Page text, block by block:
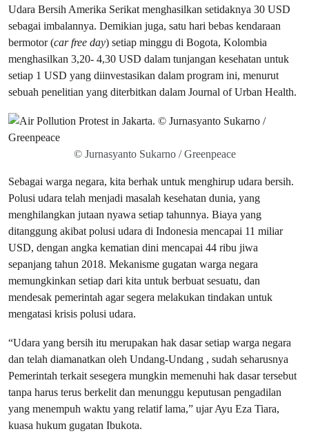
Udara Bersih Amerika Serikat menghasilkan setidaknya 30 USD
sebagai imbalannya. Demikian juga, satu hari bebas kendaraan
bermotor (car free day) setiap minggu di Bogota, Kolombia
menghasilkan 3,20- 4,30 USD dalam tunjangan kesehatan untuk
setiap 1 USD yang diinvestasikan dalam program ini, menurut
sebuah penelitian yang diterbitkan dalam Journal of Urban Health.
© Jurnasyanto Sukarno / Greenpeace
Sebagai warga negara, kita berhak untuk menghirup udara bersih.
Polusi udara telah menjadi masalah kesehatan dunia, yang
menghilangkan jutaan nyawa setiap tahunnya. Biaya yang
ditanggung akibat polusi udara di Indonesia mencapai 11 miliar
USD, dengan angka kematian dini mencapai 44 ribu jiwa
sepanjang tahun 2018. Mekanisme gugatan warga negara
memungkinkan setiap dari kita untuk berbuat sesuatu, dan
mendesak pemerintah agar segera melakukan tindakan untuk
mengatasi krisis polusi udara.
“Udara yang bersih itu merupakan hak dasar setiap warga negara
dan telah diamanatkan oleh Undang-Undang , sudah seharusnya
Pemerintah terkait sesegera mungkin memenuhi hak dasar tersebut
tanpa harus terus berkelit dan menunggu keputusan pengadilan
yang menempuh waktu yang relatif lama,” ujar Ayu Eza Tiara,
kuasa hukum gugatan Ibukota.